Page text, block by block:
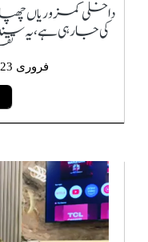
داخلی کمزوریاں
کی جا رہی ہے، یہ
فروری 23, 2026